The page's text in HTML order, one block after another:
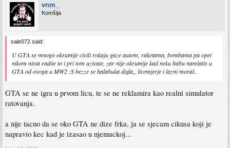
vnm_
Komšija
sale072 said:
U GTA se mnogo okrutnije civili rokaju gaze autom, raketama, bombama pa opet
nikom nista radite to i pri tom uzivate, zar nije okrutnije kad neku babu namlatis u
GTA od ovoga u MW2 :S bezze se halabuka digla,, licemjerje i lazni moral..
GTA se ne igra u prvom licu, te se ne reklamira kao realni simulator
ratovanja.
a nije tacno da se oko GTA ne dize frka, ja se sjecam cikusa koji je
napravio kec kad je izasao u njemackoj...